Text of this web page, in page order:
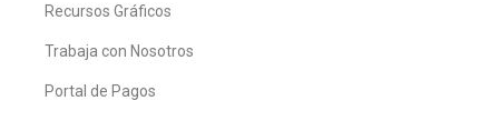
Recursos Gráficos
Trabaja con Nosotros
Portal de Pagos